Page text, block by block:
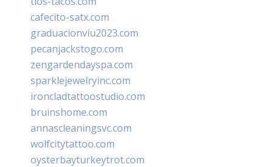
cafecito-satx.com
graduacionviu2023.com
pecanjackstogo.com
zengardendayspa.com
sparklejewelryinc.com
ironcladtattoostudio.com
bruinshome.com
annascleaningsvc.com
wolfcitytattoo.com
oysterbayturkeytrot.com